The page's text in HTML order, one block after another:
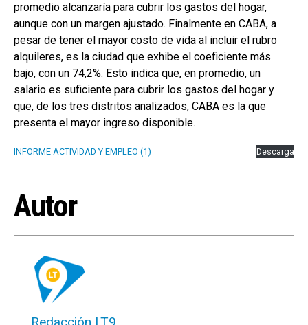
promedio alcanzaría para cubrir los gastos del hogar,
aunque con un margen ajustado. Finalmente en CABA, a
pesar de tener el mayor costo de vida al incluir el rubro
alquileres, es la ciudad que exhibe el coeficiente más
bajo, con un 74,2%. Esto indica que, en promedio, un
salario es suficiente para cubrir los gastos del hogar y
que, de los tres distritos analizados, CABA es la que
presenta el mayor ingreso disponible.
INFORME ACTIVIDAD Y EMPLEO (1) Descarga
Autor